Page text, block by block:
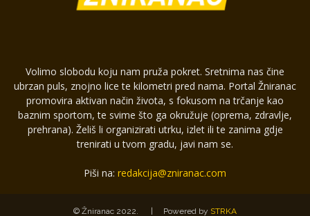
Volimo slobodu koju nam pruža pokret. Sretnima nas čine
ubrzan puls, znojno lice te kilometri pred nama. Portal Žniranac
promovira aktivan način života, s fokusom na trčanje kao
baznim sportom, te svime što ga okružuje (oprema, zdravlje,
prehrana). Želiš li organizirati utrku, izlet ili te zanima gdje
trenirati u tvom gradu, javi nam se.
Piši na: redakcija@zniranac.com
© Žniranac 2022. Powered by STRKA